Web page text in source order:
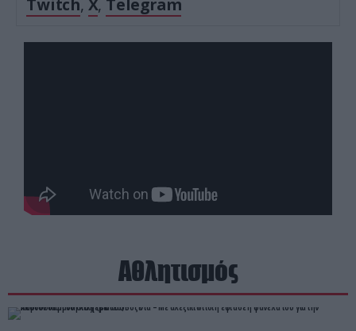
Twitch, X, Telegram
Αθλητισμός